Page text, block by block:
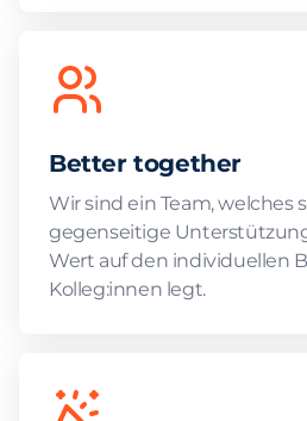
Better together
Wir sind ein Team, welches
gegenseitige
Wert auf den individuellen
Kolleg:innen legt.